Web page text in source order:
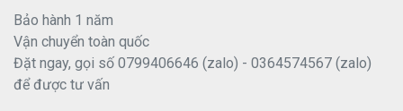
Bảo hành 1 năm
Vận chuyển toàn quốc
Đặt ngay, gọi số 0799406646 (zalo) - 0364574567 (zalo)
để được tư vấn